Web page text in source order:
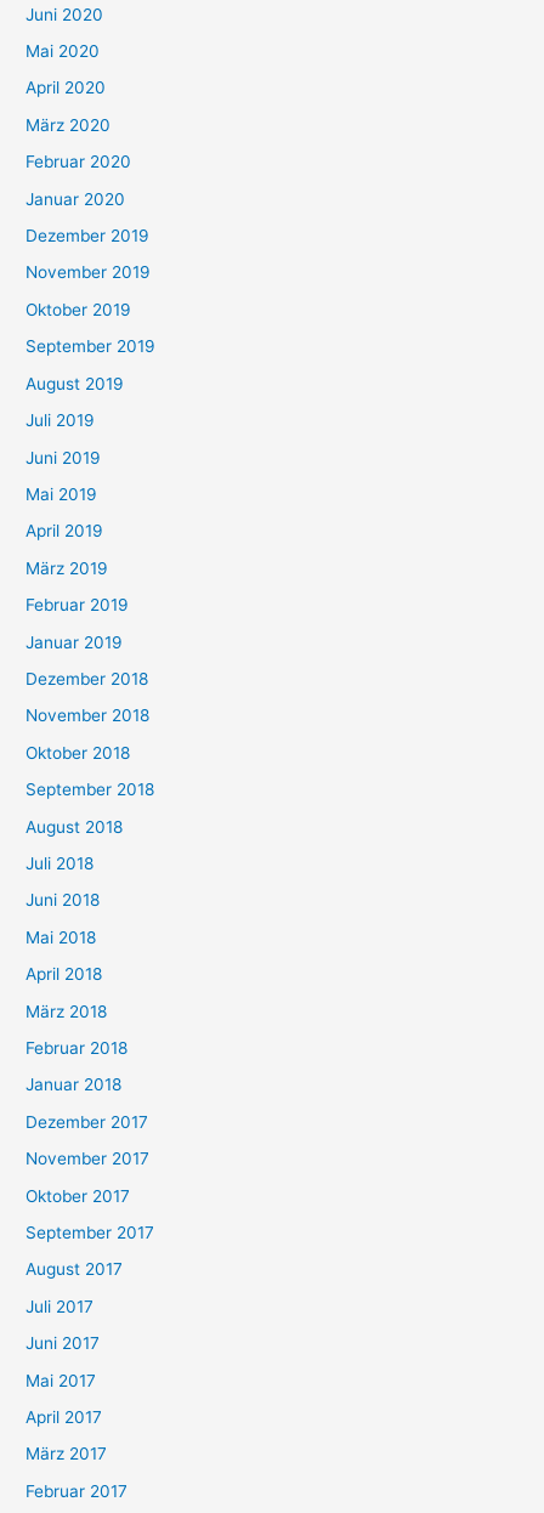
Juni 2020
Mai 2020
April 2020
März 2020
Februar 2020
Januar 2020
Dezember 2019
November 2019
Oktober 2019
September 2019
August 2019
Juli 2019
Juni 2019
Mai 2019
April 2019
März 2019
Februar 2019
Januar 2019
Dezember 2018
November 2018
Oktober 2018
September 2018
August 2018
Juli 2018
Juni 2018
Mai 2018
April 2018
März 2018
Februar 2018
Januar 2018
Dezember 2017
November 2017
Oktober 2017
September 2017
August 2017
Juli 2017
Juni 2017
Mai 2017
April 2017
März 2017
Februar 2017